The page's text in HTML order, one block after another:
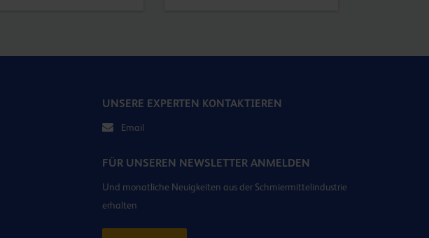
UNSERE EXPERTEN KONTAKTIEREN
Email
FÜR UNSEREN NEWSLETTER ANMELDEN
Und monatliche Neuigkeiten aus der Schmiermittelindustrie
erhalten